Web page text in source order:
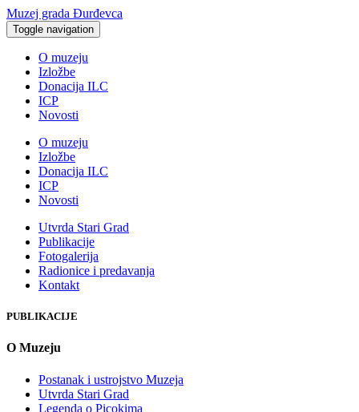
Muzej grada Đurđevca
Toggle navigation
O muzeju
Izložbe
Donacija ILC
ICP
Novosti
O muzeju
Izložbe
Donacija ILC
ICP
Novosti
Utvrda Stari Grad
Publikacije
Fotogalerija
Radionice i predavanja
Kontakt
PUBLIKACIJE
O Muzeju
Postanak i ustrojstvo Muzeja
Utvrda Stari Grad
Legenda o Picokima